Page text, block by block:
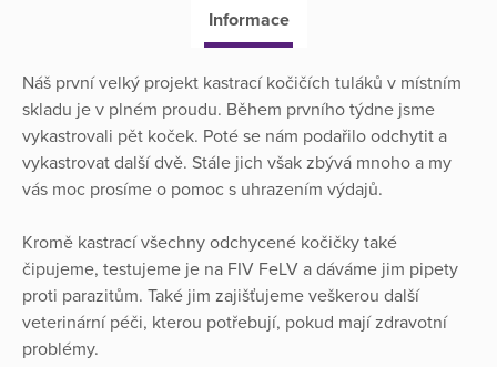
Informace
Náš první velký projekt kastrací kočičích tuláků v místním
skladu je v plném proudu. Během prvního týdne jsme
vykastrovali pět koček. Poté se nám podařilo odchytit a
vykastrovat další dvě. Stále jich však zbývá mnoho a my
vás moc prosíme o pomoc s uhrazením výdajů.
Kromě kastrací všechny odchycené kočičky také
čipujeme, testujeme je na FIV FeLV a dáváme jim pipety
proti parazitům. Také jim zajišťujeme veškerou další
veterinární péči, kterou potřebují, pokud mají zdravotní
problémy.